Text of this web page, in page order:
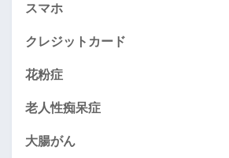
スマホ
クレジットカード
花粉症
老人性痴呆症
大腸がん